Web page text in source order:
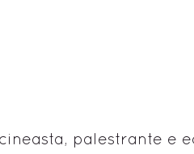
palestrante e